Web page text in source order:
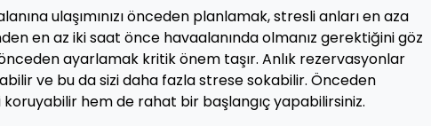
ulaşımınızı önceden planlamak, stresli anları en aza
en az iki saat önce havaalanında olmanız gerektiğini göz
ayarlamak kritik önem taşır. Anlık rezervasyonlar
ve bu da sizi daha fazla strese sokabilir. Önceden
hem de rahat bir başlangıç yapabilirsiniz.